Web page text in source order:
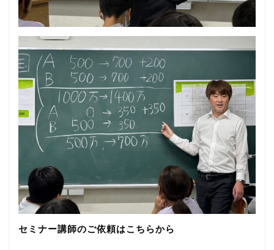
セミナー講師のご依頼はこちらから